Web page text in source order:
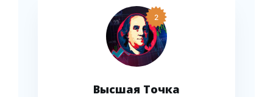
2
Высшая Точка